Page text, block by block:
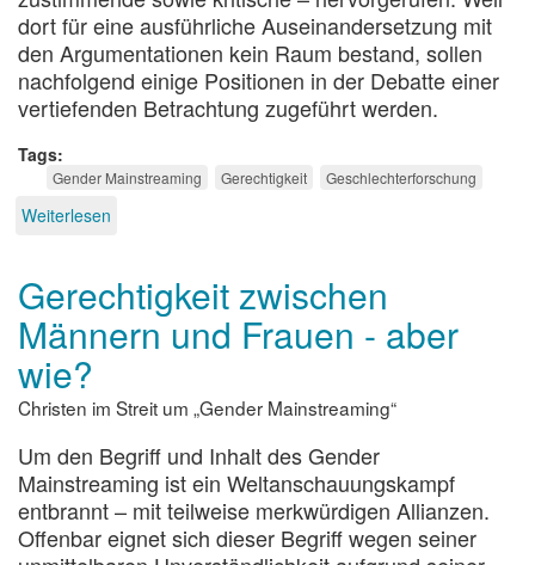
dort für eine ausführliche Auseinandersetzung mit
den Argumentationen kein Raum bestand, sollen
nachfolgend einige Positionen in der Debatte einer
vertiefenden Betrachtung zugeführt werden.
Tags
Gender Mainstreaming Gerechtigkeit Geschlechterforschung
Weiterlesen
Kultur?
Gerechtigkeit zwischen
Männern und Frauen - aber
wie?
Christen im Streit um „Gender Mainstreaming“
Um den Begriff und Inhalt des Gender
Mainstreaming ist ein Weltanschauungskampf
entbrannt – mit teilweise merkwürdigen Allianzen.
Offenbar eignet sich dieser Begriff wegen seiner